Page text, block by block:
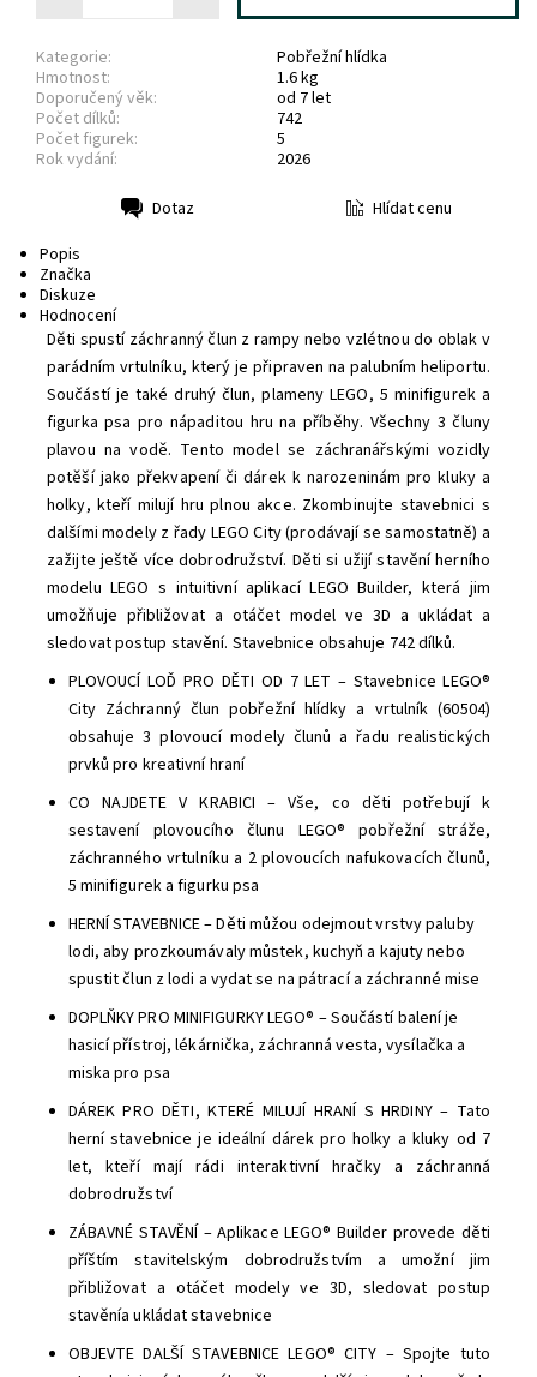
Kategorie:
Pobřežní hlídka
Hmotnost:
1.6 kg
Doporučený věk:
od 7 let
Počet dílků:
742
Počet figurek:
5
Rok vydání:
2026
Dotaz
Hlídat cenu
Popis
Značka
Diskuze
Hodnocení
Děti spustí záchranný člun z rampy nebo vzlétnou do oblak v
parádním vrtulníku, který je připraven na palubním heliportu.
Součástí je také druhý člun, plameny LEGO, 5 minifigurek a
figurka psa pro nápaditou hru na příběhy. Všechny 3 čluny
plavou na vodě. Tento model se záchranářskými vozidly
potěší jako překvapení či dárek k narozeninám pro kluky a
holky, kteří milují hru plnou akce. Zkombinujte stavebnici s
dalšími modely z řady LEGO City (prodávají se samostatně) a
zažijte ještě více dobrodružství. Děti si užijí stavění herního
modelu LEGO s intuitivní aplikací LEGO Builder, která jim
umožňuje přibližovat a otáčet model ve 3D a ukládat a
sledovat postup stavění. Stavebnice obsahuje 742 dílků.
PLOVOUCÍ LOĎ PRO DĚTI OD 7 LET – Stavebnice LEGO®
City Záchranný člun pobřežní hlídky a vrtulník (60504)
obsahuje 3 plovoucí modely člunů a řadu realistických
prvků pro kreativní hraní
CO NAJDETE V KRABICI – Vše, co děti potřebují k
sestavení plovoucího člunu LEGO® pobřežní stráže,
záchranného vrtulníku a 2 plovoucích nafukovacích člunů,
5 minifigurek a figurku psa
HERNÍ STAVEBNICE – Děti můžou odejmout vrstvy paluby
lodi, aby prozkoumávaly můstek, kuchyň a kajuty nebo
spustit člun z lodi a vydat se na pátrací a záchranné mise
DOPLŇKY PRO MINIFIGURKY LEGO® – Součástí balení je
hasicí přístroj, lékárnička, záchranná vesta, vysílačka a
miska pro psa
DÁREK PRO DĚTI, KTERÉ MILUJÍ HRANÍ S HRDINY – Tato
herní stavebnice je ideální dárek pro holky a kluky od 7
let, kteří mají rádi interaktivní hračky a záchranná
dobrodružství
ZÁBAVNÉ STAVĚNÍ – Aplikace LEGO® Builder provede děti
příštím stavitelským dobrodružstvím a umožní jim
přibližovat a otáčet modely ve 3D, sledovat postup
stavěnía ukládat stavebnice
OBJEVTE DALŠÍ STAVEBNICE LEGO® CITY – Spojte tuto